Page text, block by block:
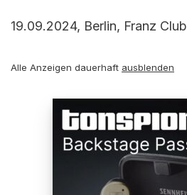
19.09.2024, Berlin, Franz Club
Alle Anzeigen dauerhaft ausblenden